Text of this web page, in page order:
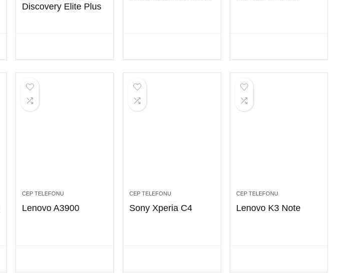
Discovery Elite Plus
CEP TELEFONU
Lenovo A3900
CEP TELEFONU
Sony Xperia C4
CEP TELEFONU
Lenovo K3 Note